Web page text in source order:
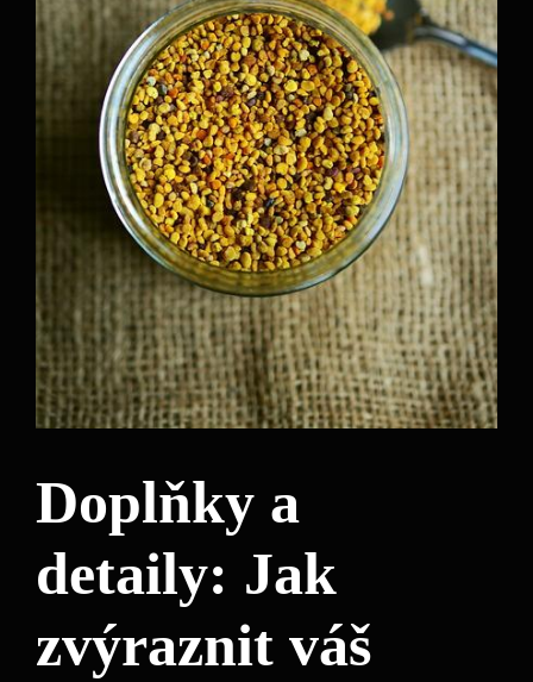
Doplňky a
detaily: Jak
zvýraznit váš